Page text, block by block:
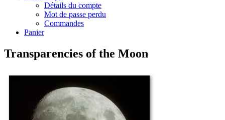
Détails du compte
Mot de passe perdu
Commandes
Panier
Transparencies of the Moon